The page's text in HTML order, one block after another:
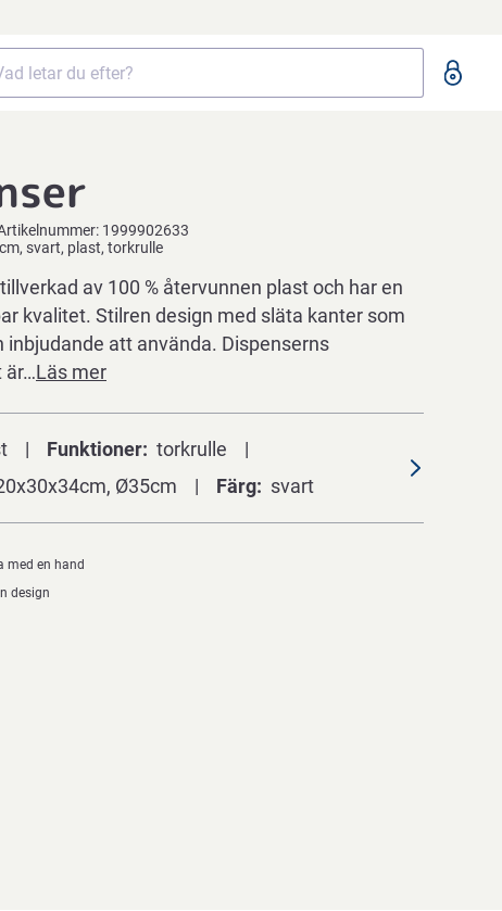
1999902633
svart, plast, torkrulle
av 100 % återvunnen plast och har en
kvalitet. Stilren design med släta kanter som
inbjudande att använda. Dispenserns
är…Läs mer
Funktioner
torkrulle
Ø35cm Färg svart
med en hand
design